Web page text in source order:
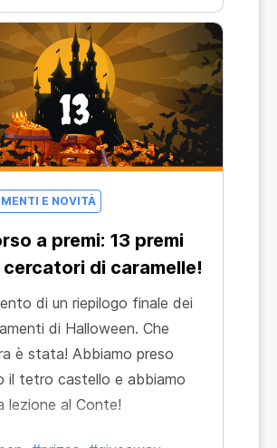
E NOVITÀ
a premi: 13 premi
cercatori di caramelle!
di un riepilogo finale dei
di Halloween. Che
è stata! Abbiamo preso
il tetro castello e abbiamo
lezione al Conte!